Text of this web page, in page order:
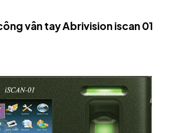
vân tay Abrivision iscan 01